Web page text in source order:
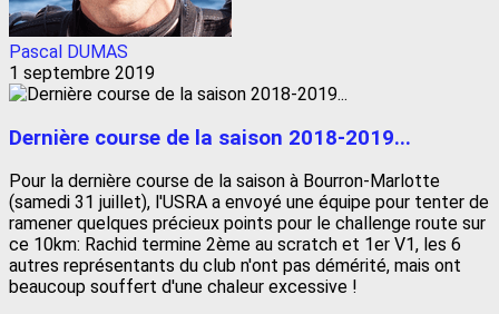
Pascal DUMAS
1 septembre 2019
Dernière course de la saison 2018-2019...
Pour la dernière course de la saison à Bourron-Marlotte
(samedi 31 juillet), l'USRA a envoyé une équipe pour tenter de
ramener quelques précieux points pour le challenge route sur
ce 10km: Rachid termine 2ème au scratch et 1er V1, les 6
autres représentants du club n'ont pas démérité, mais ont
beaucoup souffert d'une chaleur excessive !